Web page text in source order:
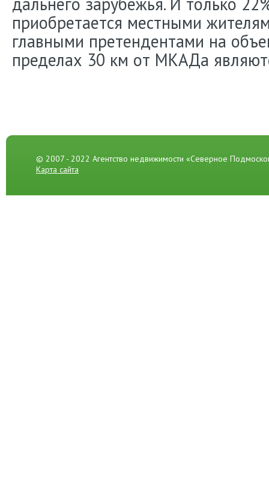
приобретается местными
главными претендентами на
пределах 30 км от МКАДа
© 2007 - 2022 Агентство недвижимости «Северное
Карта сайта